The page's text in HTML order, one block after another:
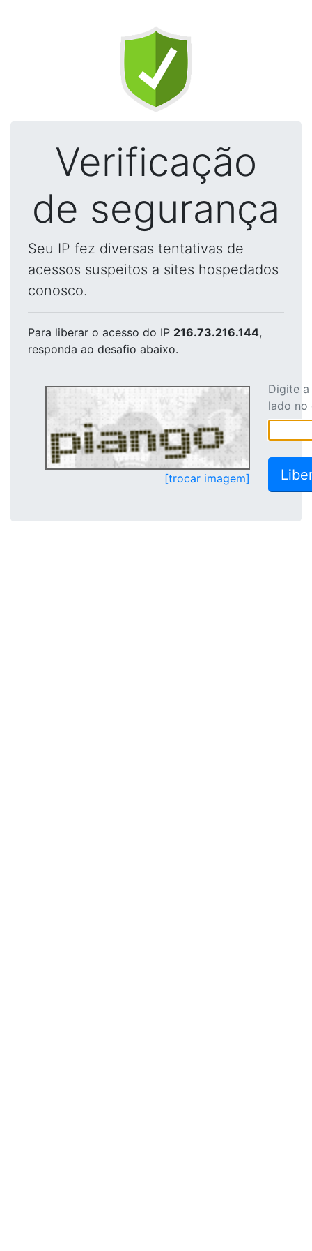
Verificação
de segurança
Seu IP fez diversas tentativas de
acessos suspeitos a sites hospedados
conosco.
Para liberar o acesso do IP 216.73.216.144,
responda ao desafio abaixo.
[trocar imagem]
Digite
lado no